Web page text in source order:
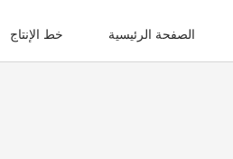
الصفحة الرئيسية خط الإنتاج